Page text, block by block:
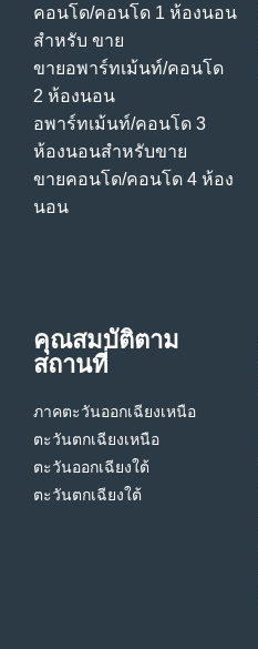
คอนโด/คอนโด 1 ห้องนอน
สําหรับ ขาย
ขายอพาร์ทเม้นท์/คอนโด
2 ห้องนอน
อพาร์ทเม้นท์/คอนโด 3
ห้องนอนสําหรับขาย
ขายคอนโด/คอนโด 4 ห้อง
นอน
คุณสมบัติตาม
สถานที่
ภาคตะวันออกเฉียงเหนือ
ตะวันตกเฉียงเหนือ
ตะวันออกเฉียงใต้
ตะวันตกเฉียงใต้